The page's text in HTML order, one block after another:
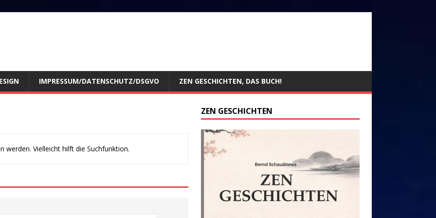
IMPRESSUM/DATENSCHUTZ/DSGVO ZEN GESCHICHTEN, DAS BUCH!
werden. Vielleicht hilft die Suchfunktion.
ZEN GESCHICHTEN